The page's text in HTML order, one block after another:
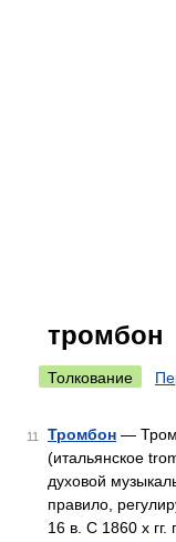
тромбон
Толкование
11 Тромбон —
(итальянское
духовой
правило,
16 в. С 1860 х